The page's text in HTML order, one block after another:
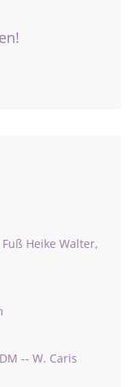
Heike Walter,
-- W. Caris